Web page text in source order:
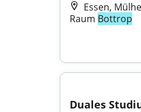
Essen,
Raum Bottrop
Duales